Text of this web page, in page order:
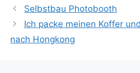
Selbstbau Photobooth
Ich packe meinen Koffer
nach Hongkong